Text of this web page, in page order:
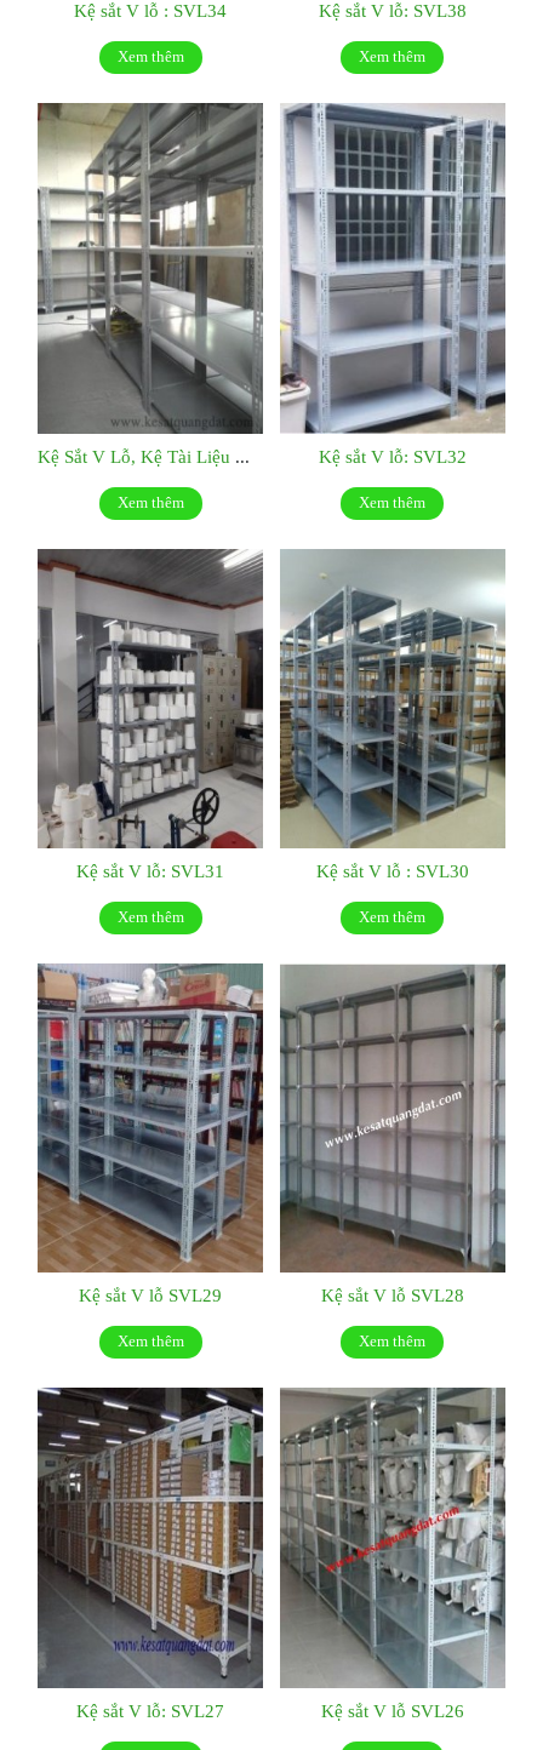
Kệ sắt V lỗ : SVL34
Xem thêm
Kệ sắt V lỗ: SVL38
Xem thêm
Kệ Sắt V Lỗ, Kệ Tài Liệu Giá Tốt Tại Tp.hcm : SVL52
Xem thêm
Kệ sắt V lỗ: SVL32
Xem thêm
Kệ sắt V lỗ: SVL31
Xem thêm
Kệ sắt V lỗ : SVL30
Xem thêm
Kệ sắt V lỗ SVL29
Xem thêm
Kệ sắt V lỗ SVL28
Xem thêm
Kệ sắt V lỗ: SVL27 Kệ sắt V lỗ SVL26